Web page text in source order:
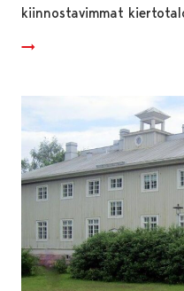
kiinnostavimmat